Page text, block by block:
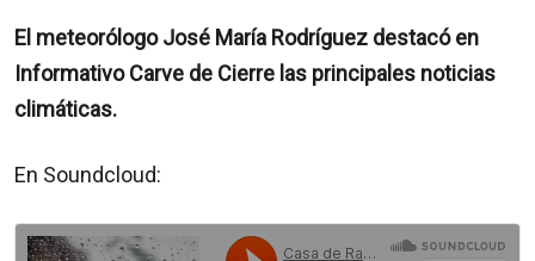
El meteorólogo José María Rodríguez destacó en
Informativo Carve de Cierre las principales noticias
climáticas.
En Soundcloud: